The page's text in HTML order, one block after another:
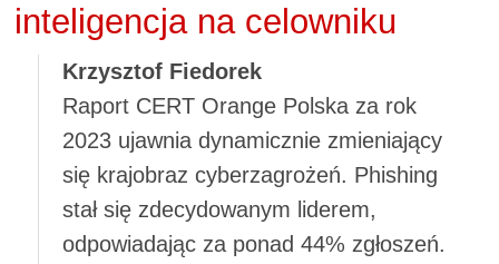
inteligencja na celowniku
Krzysztof Fiedorek
Raport CERT Orange Polska za rok
2023 ujawnia dynamicznie zmieniający
się krajobraz cyberzagrożeń. Phishing
stał się zdecydowanym liderem,
odpowiadając za ponad 44% zgłoszeń.